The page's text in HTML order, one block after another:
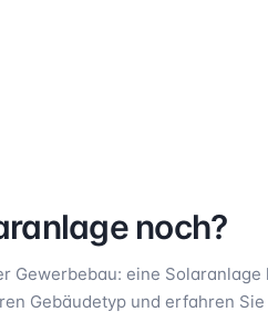
noch?
Gewerbebau: eine
Gebäudetyp und erfahren Sie